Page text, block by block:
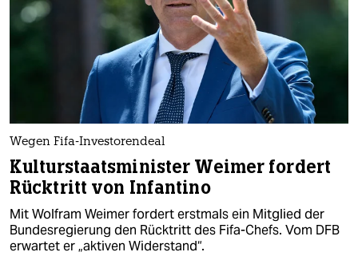
Wegen Fifa-Investorendeal
Kulturstaatsminister Weimer fordert
Rücktritt von Infantino
Mit Wolfram Weimer fordert erstmals ein Mitglied der
Bundesregierung den Rücktritt des Fifa-Chefs. Vom DFB
erwartet er „aktiven Widerstand“.